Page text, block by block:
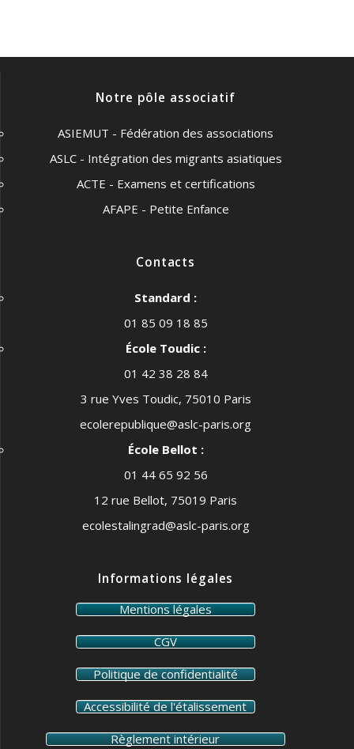
Notre pôle associatif
ASIEMUT - Fédération des associations
ASLC - Intégration des migrants asiatiques
ACTE - Examens et certifications
AFAPE - Petite Enfance
Contacts
Standard :
01 85 09 18 85
École Toudic :
01 42 38 28 84
3 rue Yves Toudic, 75010 Paris
ecolerepublique@aslc-paris.org
École Bellot :
01 44 65 92 56
12 rue Bellot, 75019 Paris
ecolestalingrad@aslc-paris.org
Informations légales
Mentions légales
CGV
Politique de confidentialité
Accessibilité de l'étalissement
Règlement intérieur